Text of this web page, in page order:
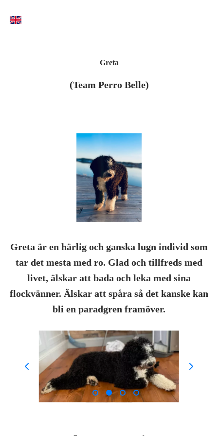
Greta
(Team Perro Belle)
Greta är en härlig och ganska lugn individ som
tar det mesta med ro. Glad och tillfreds med
livet, älskar att bada och leka med sina
flockvänner. Älskar att spåra så det kanske kan
bli en paradgren framöver.